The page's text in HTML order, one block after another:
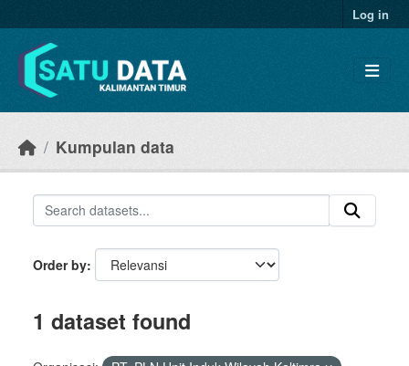
Log in
Kumpulan data
Order by
1 dataset found